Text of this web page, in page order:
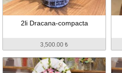
2li Dracana-compacta
3,500.00 ₺